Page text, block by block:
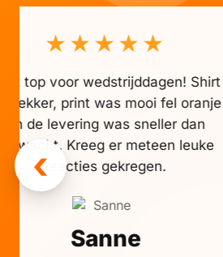
‹
★★★★★
top voor wedstrijddagen! Shirt
lekker, print was mooi fel oranje
en de levering was sneller dan
Kreeg er meteen leuke
reacties gekregen.
Sanne